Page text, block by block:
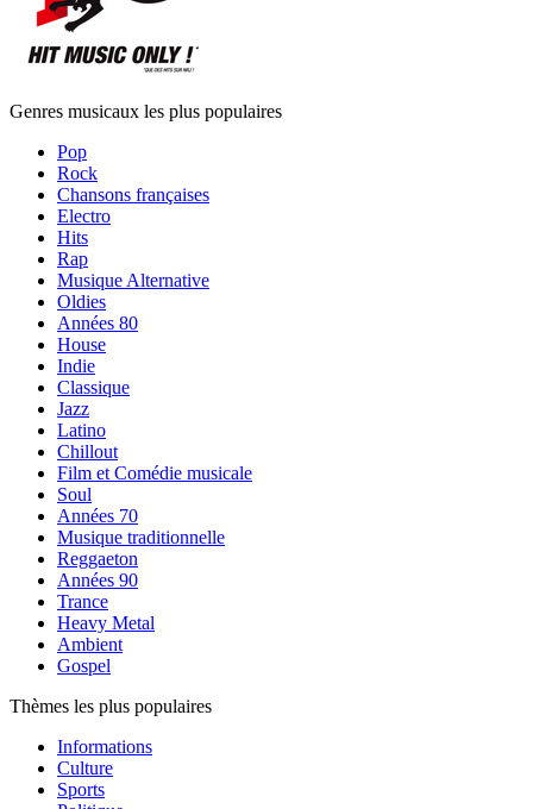
Genres musicaux les plus populaires
Pop
Rock
Chansons françaises
Electro
Hits
Rap
Musique Alternative
Oldies
Années 80
House
Indie
Classique
Jazz
Latino
Chillout
Film et Comédie musicale
Soul
Années 70
Musique traditionnelle
Reggaeton
Années 90
Trance
Heavy Metal
Ambient
Gospel
Thèmes les plus populaires
Informations
Culture
Sports